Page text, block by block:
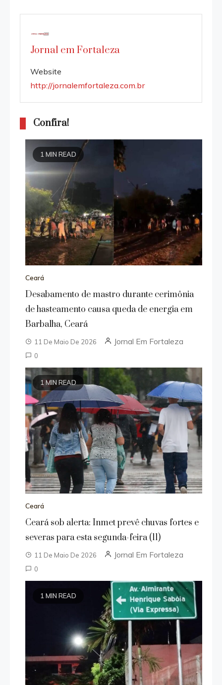
Jornal em Fortaleza
Website
http://jornalemfortaleza.com.br
Confira!
1 MIN READ
Ceará
Desabamento de mastro durante cerimônia
de hasteamento causa queda de energia em
Barbalha, Ceará
11 De Maio De 2026 Jornal Em Fortaleza
0
1 MIN READ
Ceará
Ceará sob alerta: Inmet prevê chuvas fortes e
severas para esta segunda-feira (11)
11 De Maio De 2026 Jornal Em Fortaleza
0
1 MIN READ